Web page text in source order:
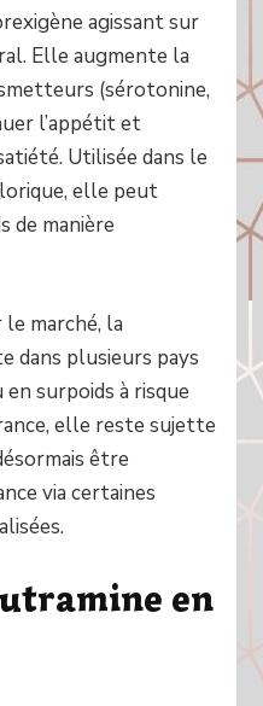
agissant sur
Elle augmente la
(sérotonine,
l’appétit et
Utilisée dans le
elle peut
de manière
marché, la
dans plusieurs pays
surpoids à risque
elle reste sujette
être
via certaines
en